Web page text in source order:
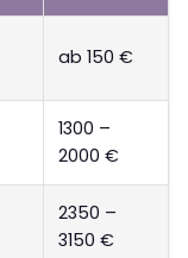
ab 150 €
1300 –
2000 €
2350 –
3150 €